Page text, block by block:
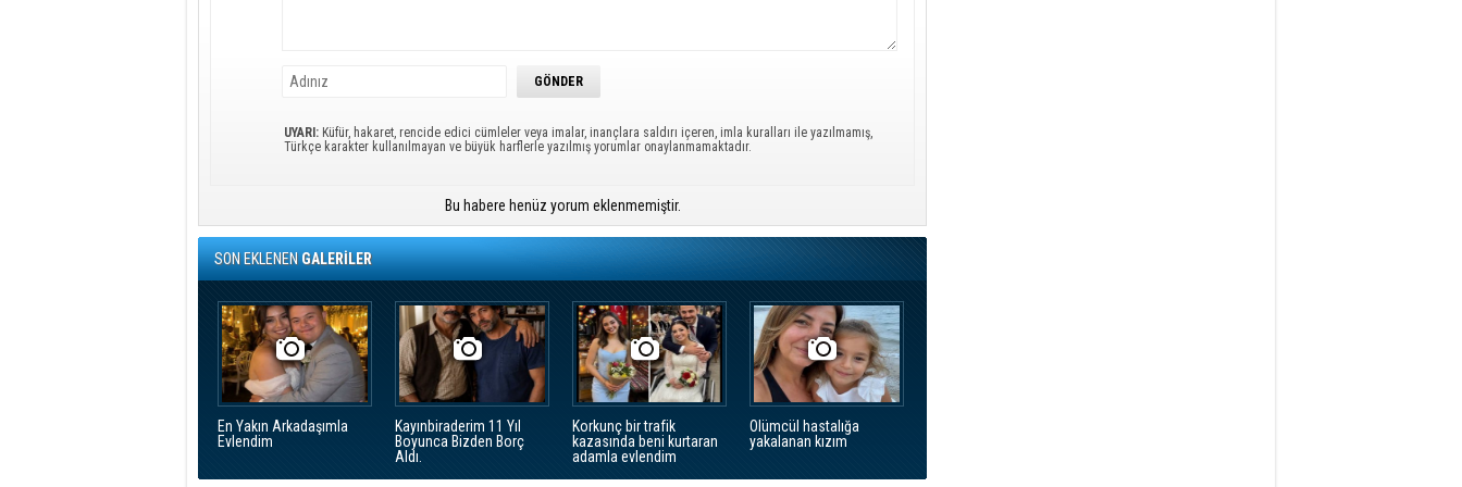
UYARI: Küfür, hakaret, rencide edici cümleler veya imalar, inançlara saldırı içeren, imla kuralları ile yazılmamış,
Türkçe karakter kullanılmayan ve büyük harflerle yazılmış yorumlar onaylanmamaktadır.
Bu habere henüz yorum eklenmemiştir.
SON EKLENENGALERİLER
En Yakın Arkadaşımla
Evlendim
Kayınbiraderim 11 Yıl
Boyunca Bizden Borç
Aldı.
Korkunç bir trafik
kazasında beni kurtaran
adamla evlendim
Olümcül hastalığa
yakalanan kızım